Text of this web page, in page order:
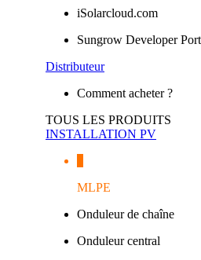
iSolarcloud.com
Sungrow Developer
Distributeur
Comment acheter ?
TOUS LES PRODUITS
INSTALLATION PV
MLPE
Onduleur de chaîne
Onduleur central